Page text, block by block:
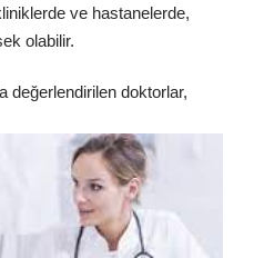
ve hastanelerde,
olabilir.
değerlendirilen doktorlar,